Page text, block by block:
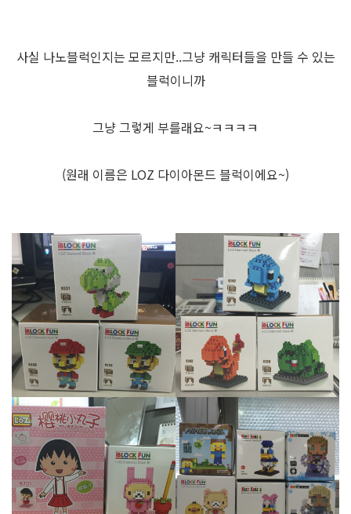
사실 나노블럭인지는 모르지만..그냥 캐릭터들을 만들 수 있는
블럭이니까
그냥 그렇게 부를래요~ㅋㅋㅋㅋ
(원래 이름은 LOZ 다이아몬드 블럭이에요~)